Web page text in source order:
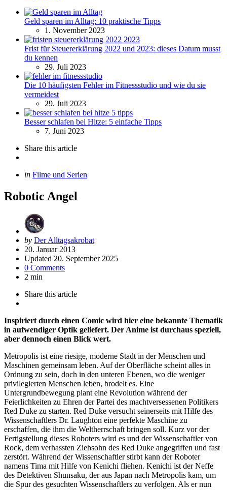
Geld sparen im Alltag: 10 praktische Tipps
1. November 2023
Frist für Steuererklärung 2022 und 2023: dieses Datum musst
du kennen
29. Juli 2023
Die 10 häufigsten Fehler im Fitnessstudio und wie du sie
vermeidest
29. Juli 2023
Besser schlafen bei Hitze: 5 einfache Tipps
7. Juni 2023
Share this article
Categories
Posted
in Filme und Serien
Robotic Angel
Posted
by
by Der Alltagsakrobat
20. Januar 2013
Updated 20. September 2025
0 Comments
2 min
Share this article
Inspiriert durch einen Comic wird hier eine bekannte Thematik
in aufwendiger Optik geliefert. Der Anime ist durchaus speziell,
aber dennoch einen Blick wert.
Metropolis ist eine riesige, moderne Stadt in der Menschen und
Maschinen gemeinsam leben. Auf der Oberfläche scheint alles in
Ordnung zu sein, doch in den unteren Ebenen, wo die weniger
privilegierten Menschen leben, brodelt es. Eine
Untergrundbewegung plant eine Revolution während der
Feierlichkeiten zu Ehren der Partei des machtversessenen Politikers
Red Duke zu starten. Red Duke versucht seinerseits mit Hilfe des
Wissenschaftlers Dr. Laughton eine perfekte Maschine zu
erschaffen, die ihm die Weltherrschaft bringen soll. Kurz vor der
Fertigstellung dieses Roboters wird es und der Wissenschaftler von
Rock, dem verhassten Ziehsohn des Red Duke angegriffen und fast
zerstört. Während der Wissenschaftler stirbt kann der Roboter
namens Tima mit Hilfe von Kenichi fliehen. Kenichi ist der Neffe
des Detektiven Shunsaku, der aus Japan nach Metropolis kam, um
die Spur des gesuchten Wissenschaftlers zu verfolgen. Als er nun